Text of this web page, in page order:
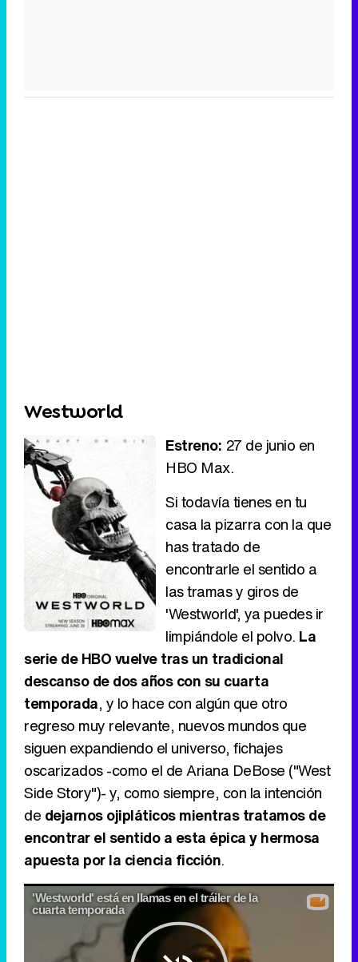
Westworld
Estreno: 27 de junio en
HBO Max.
Si todavía tienes en tu
casa la pizarra con la que
has tratado de
encontrarle el sentido a
las tramas y giros de
'Westworld', ya puedes ir
limpiándole el polvo. La
serie de HBO vuelve tras un tradicional
descanso de dos años con su cuarta
temporada, y lo hace con algún que otro
regreso muy relevante, nuevos mundos que
siguen expandiendo el universo, fichajes
oscarizados -como el de Ariana DeBose ("West
Side Story")- y, como siempre, con la intención
de dejarnos ojipláticos mientras tratamos de
encontrar el sentido a esta épica y hermosa
apuesta por la ciencia ficción.
'Westworld' está en llamas en el tráiler de la
cuarta temporada